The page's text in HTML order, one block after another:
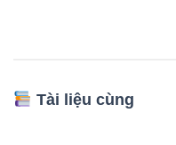
Tài liệu cùng